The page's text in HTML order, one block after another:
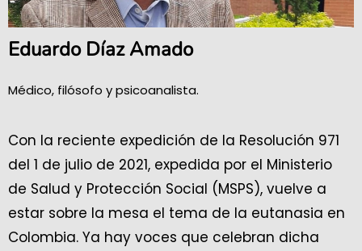
Eduardo Díaz Amado
Médico, filósofo y psicoanalista.
Con la reciente expedición de la Resolución 971
del 1 de julio de 2021, expedida por el Ministerio
de Salud y Protección Social (MSPS), vuelve a
estar sobre la mesa el tema de la eutanasia en
Colombia. Ya hay voces que celebran dicha